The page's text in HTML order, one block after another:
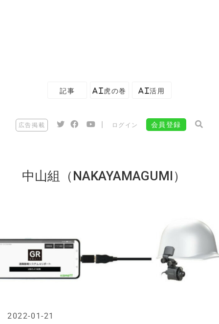
記事 AI虎の巻 AI活用
広告掲載 ログイン 会員登録
中山組（NAKAYAMAGUMI）
2022-01-21